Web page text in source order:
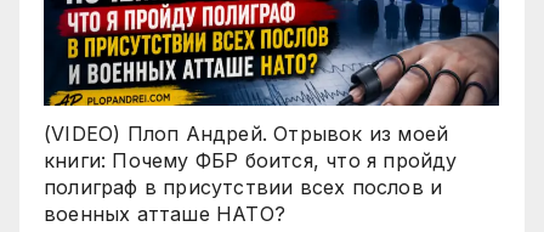
(VIDEO) Плоп Андрей. Отрывок из моей
книги: Почему ФБР боится, что я пройду
полиграф в присутствии всех послов и
военных атташе НАТО?